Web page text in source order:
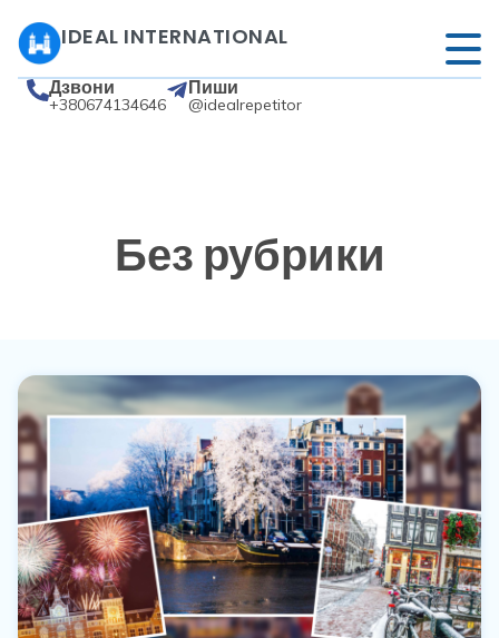
IDEAL INTERNATIONAL
Дзвони
+380674134646
Пиши
@idealrepetitor
Без рубрики